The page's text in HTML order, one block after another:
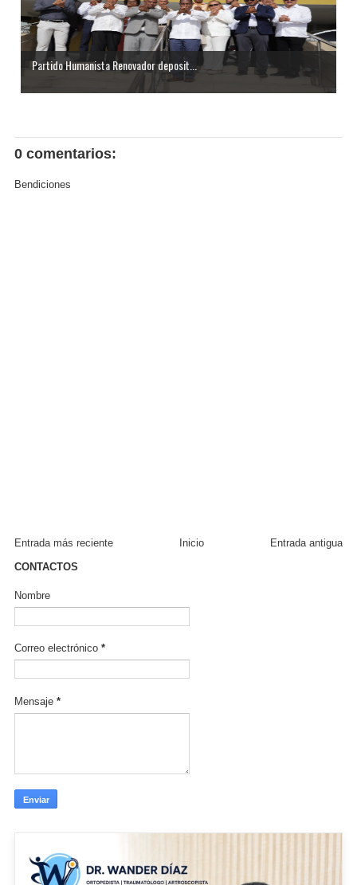
Partido Humanista Renovador deposit...
0 comentarios:
Bendiciones
Entrada más reciente Entrada antigua
Inicio
CONTACTOS
Nombre
Correo electrónico *
Mensaje *